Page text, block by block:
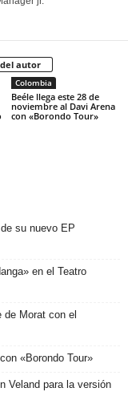
del autor
Colombia
Beéle llega este 28 de
noviembre al Davi Arena
con «Borondo Tour»
su nuevo EP
en el Teatro
Morat con el
«Borondo Tour»
Veland para la versión